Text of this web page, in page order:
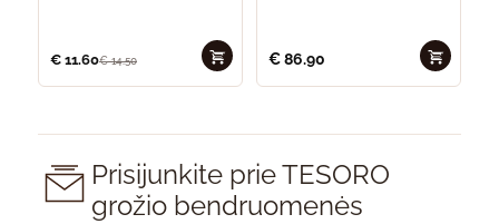
€ 11.60€14.50 €86.90
Prisijunkite prie TESORO
grožio bendruomenės